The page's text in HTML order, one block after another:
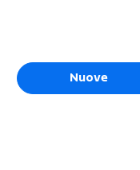
Nuove